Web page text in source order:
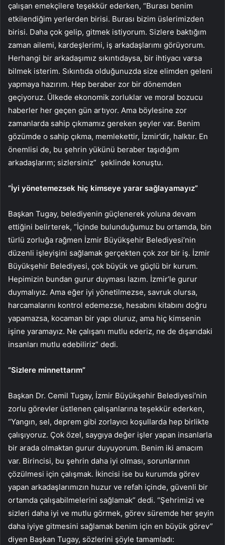
çalışan emekçilere teşekkür ederken, “Burası benim
etkilendiğim yerlerden birisi. Burası bizim üslerimizden
birisi. Daha çok gelip, gitmek istiyorum. Sizlere baktığım
zaman ailemi, kardeşlerimi, iş arkadaşlarımı görüyorum.
Herhangi bir arkadaşımız sıkıntıdaysa, bir ihtiyacı varsa
bilmek isterim. Sıkıntıda olduğunuzda size elimden geleni
yapmaya hazırım. Hep beraber zor bir dönemden
geçiyoruz. Ülkede ekonomik zorluklar ve moral bozucu
haberler her geçen gün artıyor. Ama böylesine zor
zamanlarda sahip çıkmamız gereken şeyler var. Benim
gözümde o sahip çıkma, memlekettir, İzmir’dir, halktır. En
önemlisi de, bu şehrin yükünü beraber taşıdığım
arkadaşlarım; sizlersiniz” şeklinde konuştu.
“İyi yönetemezsek hiç kimseye yarar sağlayamayız”
Başkan Tugay, belediyenin güçlenerek yoluna devam
ettiğini belirterek, “İçinde bulunduğumuz bu ortamda, bin
türlü zorluğa rağmen İzmir Büyükşehir Belediyesi’nin
düzenli işleyişini sağlamak gerçekten çok zor bir iş. İzmir
Büyükşehir Belediyesi, çok büyük ve güçlü bir kurum.
Hepimizin bundan gurur duyması lazım. İzmir’le gurur
duymalıyız. Ama eğer iyi yönetilmezse, savruk olursa,
harcamalarını kontrol edemezse, hesabını kitabını doğru
yapamazsa, kocaman bir yapı oluruz, ama hiç kimsenin
işine yaramayız. Ne çalışanı mutlu ederiz, ne de dışarıdaki
insanları mutlu edebiliriz” dedi.
“Sizlere minnettarım”
Başkan Dr. Cemil Tugay, İzmir Büyükşehir Belediyesi’nin
zorlu görevler üstlenen çalışanlarına teşekkür ederken,
“Yangın, sel, deprem gibi zorlayıcı koşullarda hep birlikte
çalışıyoruz. Çok özel, saygıya değer işler yapan insanlarla
bir arada olmaktan gurur duyuyorum. Benim iki amacım
var. Birincisi, bu şehrin daha iyi olması, sorunlarının
çözülmesi için çalışmak. İkincisi ise bu kurumda görev
yapan arkadaşlarımızın huzur ve refah içinde, güvenli bir
ortamda çalışabilmelerini sağlamak” dedi. “Şehrimizi ve
sizleri daha iyi ve mutlu görmek, görev süremde her şeyin
daha iyiye gitmesini sağlamak benim için en büyük görev”
diyen Başkan Tugay, sözlerini şöyle tamamladı: